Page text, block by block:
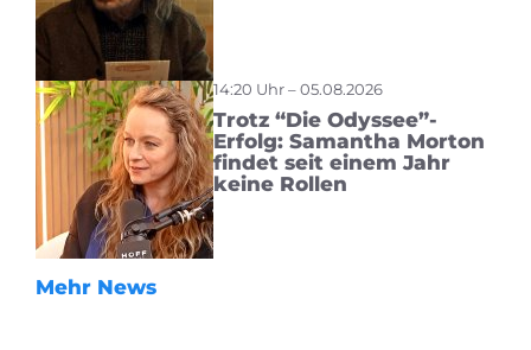
14:20 Uhr – 05.08.2026
Trotz “Die Odyssee”-
Erfolg: Samantha Morton
findet seit einem Jahr
keine Rollen
Mehr News